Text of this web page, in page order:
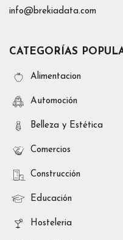
info@brekiadata.com
CATEGORÍAS
Alimentacion
Automoción
Belleza y Estética
Comercios
Construcción
Educación
Hosteleria